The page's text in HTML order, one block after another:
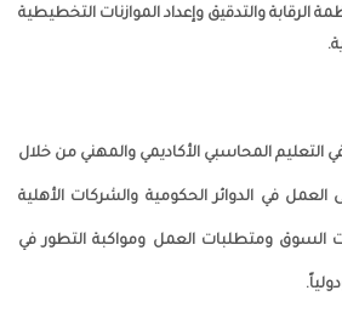
الرقابة والتدقيق وإعداد الموازنات التخطيطية
المحاسبي الأكاديمي والمهني من خلال
في الدوائر الحكومية والشركات الأهلية
السوق ومتطلبات العمل ومواكبة التطور في